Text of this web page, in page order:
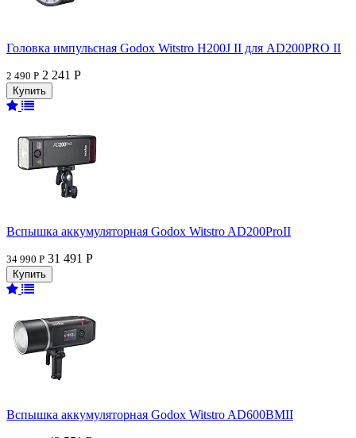
Головка импульсная Godox Witstro H200J II для AD200PRO II
2 490 Р 2 241 Р
Вспышка аккумуляторная Godox Witstro AD200ProII
34 990 Р 31 491 Р
Вспышка аккумуляторная Godox Witstro AD600BMII